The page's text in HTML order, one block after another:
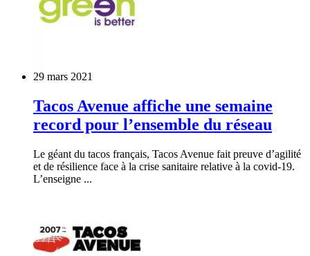
29 mars 2021
Tacos Avenue affiche une semaine
record pour l’ensemble du réseau
Le géant du tacos français, Tacos Avenue fait preuve d’agilité
et de résilience face à la crise sanitaire relative à la covid-19.
L’enseigne ...